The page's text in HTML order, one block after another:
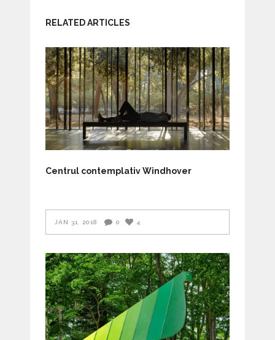
RELATED ARTICLES
Centrul contemplativ Windhover
JAN 31, 2018 0 4